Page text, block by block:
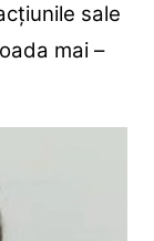
sale
mai –